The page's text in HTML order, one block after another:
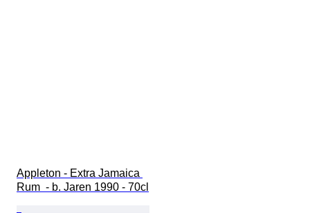
Appleton - Extra Jamaica
Rum  - b. Jaren 1990 - 70cl